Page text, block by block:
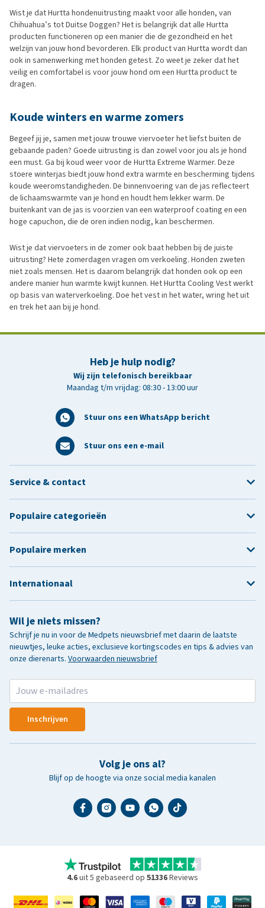
Wist je dat Hurtta hondenuitrusting maakt voor alle honden, van
Chihuahua’s tot Duitse Doggen? Het is belangrijk dat alle Hurtta
producten functioneren op een manier die de gezondheid en het
welzijn van jouw hond bevorderen. Elk product van Hurtta wordt dan
ook in samenwerking met honden getest. Zo weet je zeker dat het
veilig en comfortabel is voor jouw hond om een Hurtta product te
dragen.
Koude winters en warme zomers
Begeef jij je, samen met jouw trouwe viervoeter het liefst buiten de
gebaande paden? Goede uitrusting is dan zowel voor jou als je hond
een must. Ga bij koud weer voor de Hurtta Extreme Warmer. Deze
stoere winterjas biedt jouw hond extra warmte en bescherming tijdens
koude weeromstandigheden. De binnenvoering van de jas reflecteert
de lichaamswarmte van je hond en houdt hem lekker warm. De
buitenkant van de jas is voorzien van een waterproof coating en een
hoge capuchon, die de oren indien nodig, kan beschermen.
Wist je dat viervoeters in de zomer ook baat hebben bij de juiste
uitrusting? Hete zomerdagen vragen om verkoeling. Honden zweten
niet zoals mensen. Het is daarom belangrijk dat honden ook op een
andere manier hun warmte kwijt kunnen. Het Hurtta Cooling Vest werkt
op basis van waterverkoeling. Doe het vest in het water, wring het uit
en trek het aan bij je hond.
Heb je hulp nodig?
Wij zijn telefonisch bereikbaar
Maandag t/m vrijdag: 08:30 - 13:00 uur
Stuur ons een WhatsApp bericht
Stuur ons een e-mail
Wil je niets missen?
Schrijf je nu in voor de Medpets nieuwsbrief met daarin de laatste
nieuwtjes, leuke acties, exclusieve kortingscodes en tips & advies van
onze dierenarts. Voorwaarden nieuwsbrief
Inschrijven
Volg je ons al?
Blijf op de hoogte via onze social media kanalen
Service & contact
Populaire categorieën
Populaire merken
Internationaal
4.6uit 5 gebaseerd op 51336Reviews